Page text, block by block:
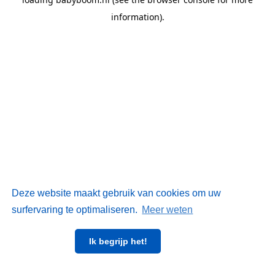
Deze website maakt gebruik van cookies om uw
surfervaring te optimaliseren. Meer weten
Ik begrijp het!
information).